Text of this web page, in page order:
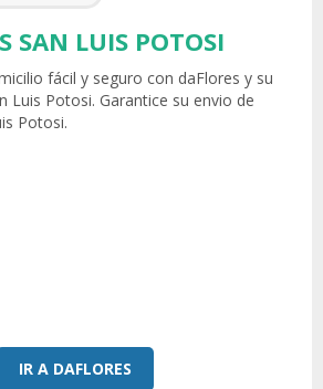
SAN LUIS POTOSI
fácil y seguro con daFlores y su
Luis Potosi. Garantice su envio de
Potosi.
IR A DAFLORES